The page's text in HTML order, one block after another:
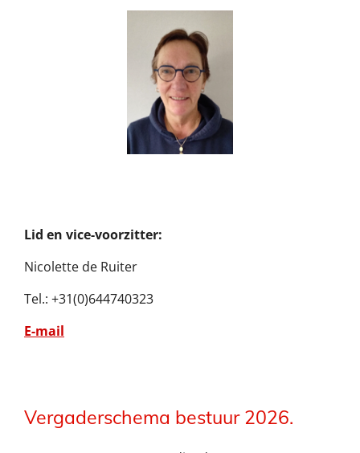
Lid en vice-voorzitter:
Nicolette de Ruiter
Tel.: +31(0)644740323
E-mail
Vergaderschema bestuur 2026.